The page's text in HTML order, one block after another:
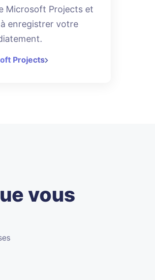
Microsoft Projects et
enregistrer votre
Projects
vous